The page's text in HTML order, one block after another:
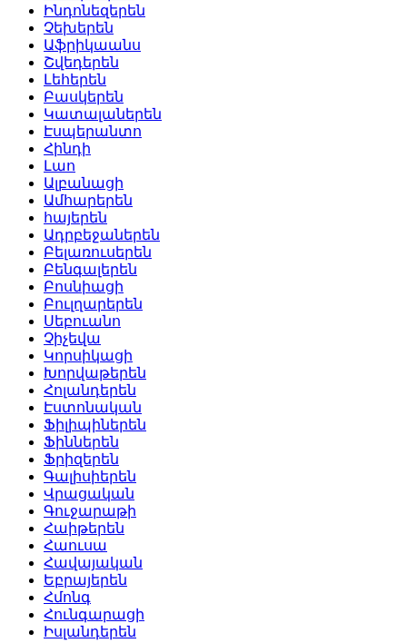
Ինդոնեզերեն
Չեխերեն
Աֆրիկաանս
Շվեդերեն
Լեհերեն
Բասկերեն
Կատալաներեն
Էսպերանտո
Հինդի
Լաո
Ալբանացի
Ամհարերեն
հայերեն
Ադրբեջաներեն
Բելառուսերեն
Բենգալերեն
Բոսնիացի
Բուլղարերեն
Սեբուանո
Չիչեվա
Կորսիկացի
Խորվաթերեն
Հոլանդերեն
Էստոնական
Ֆիլիպիներեն
Ֆիններեն
Ֆրիզերեն
Գալիսիերեն
Վրացական
Գուջարաթի
Հաիթերեն
Հաուսա
Հավայական
Եբրայերեն
Հմոնգ
Հունգարացի
Իսլանդերեն